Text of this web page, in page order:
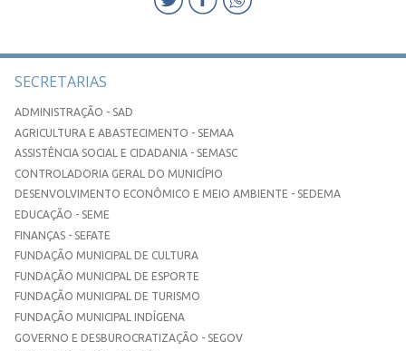
SECRETARIAS
ADMINISTRAÇÃO - SAD
AGRICULTURA E ABASTECIMENTO - SEMAA
ASSISTÊNCIA SOCIAL E CIDADANIA - SEMASC
CONTROLADORIA GERAL DO MUNICÍPIO
DESENVOLVIMENTO ECONÔMICO E MEIO AMBIENTE - SEDEMA
EDUCAÇÃO - SEME
FINANÇAS - SEFATE
FUNDAÇÃO MUNICIPAL DE CULTURA
FUNDAÇÃO MUNICIPAL DE ESPORTE
FUNDAÇÃO MUNICIPAL DE TURISMO
FUNDAÇÃO MUNICIPAL INDÍGENA
GOVERNO E DESBUROCRATIZAÇÃO - SEGOV